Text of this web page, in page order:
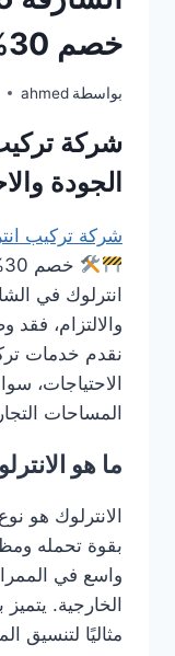
خصم 30%
بواسطة ahmed
شركة
الجودة
شركة تركيب
انترلوك في
والالتزام،
نقدم خدمات
الاحتياجات،
المساحات
ما هو
الانترلوك هو
بقوة تحمله
واسع في
الخارجية. يتميز
مثاليًا لتنسيق